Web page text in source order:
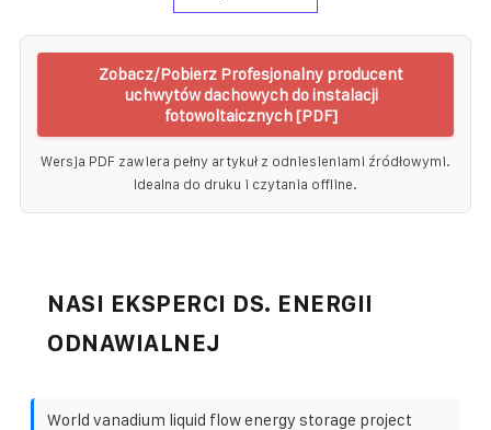
Zobacz/Pobierz Profesjonalny producent
uchwytów dachowych do instalacji
fotowoltaicznych [PDF]
Wersja PDF zawiera pełny artykuł z odniesieniami źródłowymi.
Idealna do druku i czytania offline.
NASI EKSPERCI DS. ENERGII
ODNAWIALNEJ
World vanadium liquid flow energy storage project